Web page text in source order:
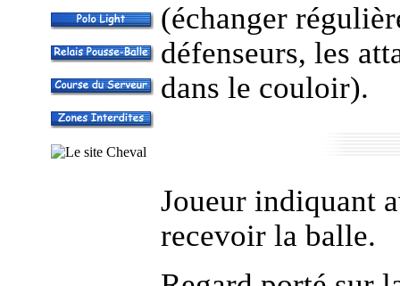
(échanger
défenseurs, les
dans le couloir).
Joueur indiquant
recevoir la balle.